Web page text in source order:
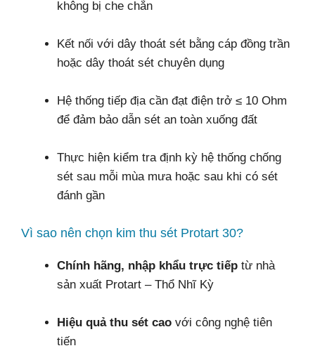
không bị che chắn
Kết nối với dây thoát sét bằng cáp đồng trần
hoặc dây thoát sét chuyên dụng
Hệ thống tiếp địa cần đạt điện trở ≤ 10 Ohm
để đảm bảo dẫn sét an toàn xuống đất
Thực hiện kiểm tra định kỳ hệ thống chống
sét sau mỗi mùa mưa hoặc sau khi có sét
đánh gần
Vì sao nên chọn kim thu sét Protart 30?
Chính hãng, nhập khẩu trực tiếp từ nhà
sản xuất Protart – Thổ Nhĩ Kỳ
Hiệu quả thu sét cao với công nghệ tiên
tiến